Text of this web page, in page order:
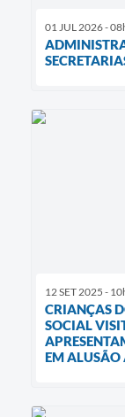
01 JUL 2026 -
12 SET 2025 -
CRIANÇAS
SOCIAL
EM ALUSÃO